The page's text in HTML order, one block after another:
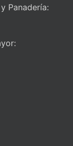
Panadería: